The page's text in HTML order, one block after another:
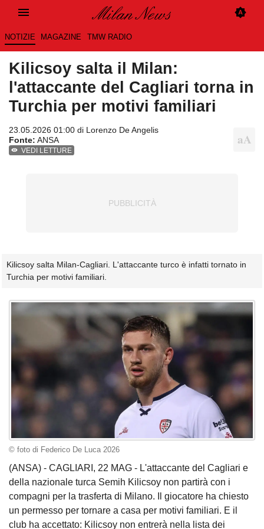
NOTIZIE MAGAZINE TMW RADIO
Kilicsoy salta il Milan:
l'attaccante del Cagliari torna in
Turchia per motivi familiari
23.05.2026 01:00 di Lorenzo De Angelis
Fonte: ANSA
VEDI LETTURE
Kilicsoy salta Milan-Cagliari. L'attaccante turco è infatti tornato in
Turchia per motivi familiari.
© foto di Federico De Luca 2026
(ANSA) - CAGLIARI, 22 MAG - L'attaccante del Cagliari e
della nazionale turca Semih Kilicsoy non partirà con i
compagni per la trasferta di Milano. Il giocatore ha chiesto
un permesso per tornare a casa per motivi familiari. E il
club ha accettato: Kilicsoy non entrerà nella lista dei